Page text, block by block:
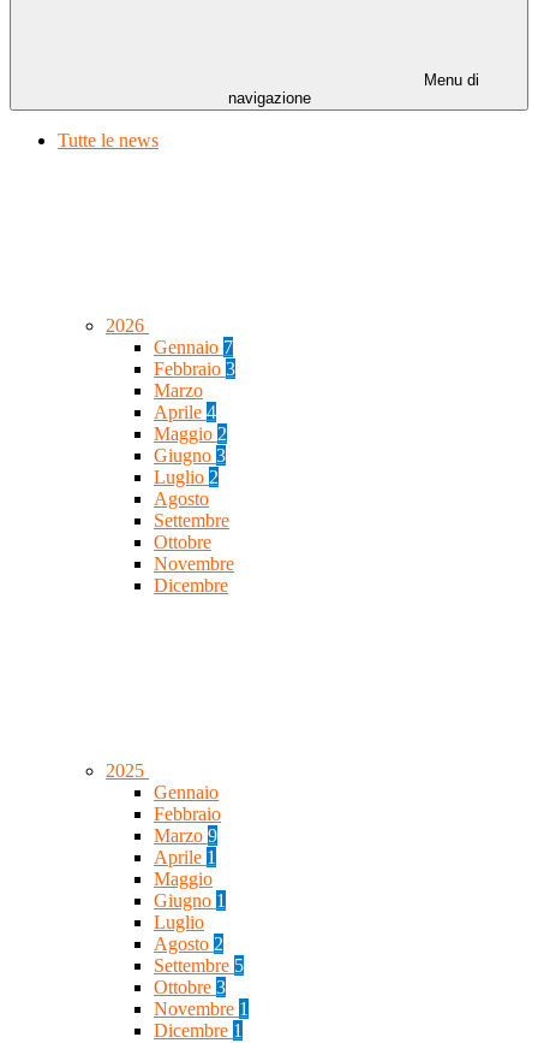
Menu di
navigazione
Tutte le news
2026
Gennaio 7
Febbraio 3
Marzo
Aprile 4
Maggio 2
Giugno 3
Luglio 2
Agosto
Settembre
Ottobre
Novembre
Dicembre
2025
Gennaio
Febbraio
Marzo 9
Aprile 1
Maggio
Giugno 1
Luglio
Agosto 2
Settembre 5
Ottobre 3
Novembre 1
Dicembre 1